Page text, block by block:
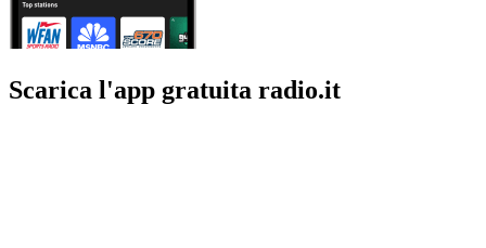
Scarica l'app gratuita radio.it